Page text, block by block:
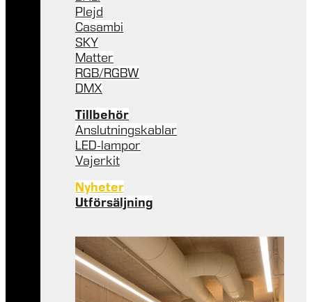
Plejd
Casambi
SKY
Matter
RGB/RGBW
DMX
Tillbehör
Anslutningskablar
LED-lampor
Vajerkit
Nyheter
Utförsäljning